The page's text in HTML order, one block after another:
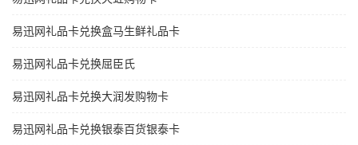
易迅网礼品卡兑换盒马生鲜礼品卡
易迅网礼品卡兑换屈臣氏
易迅网礼品卡兑换大润发购物卡
易迅网礼品卡兑换银泰百货银泰卡